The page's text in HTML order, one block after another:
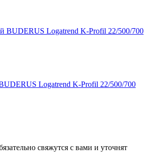
Logatrend K-Profil 22/500/700
свяжутся с вами и уточнят